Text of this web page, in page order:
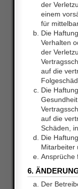
der
einem
für
Die
Verhalten
der
auf die
Die
auf die
Schäden,
Die
Mitarbeiter
Ansprüche
6.
Der